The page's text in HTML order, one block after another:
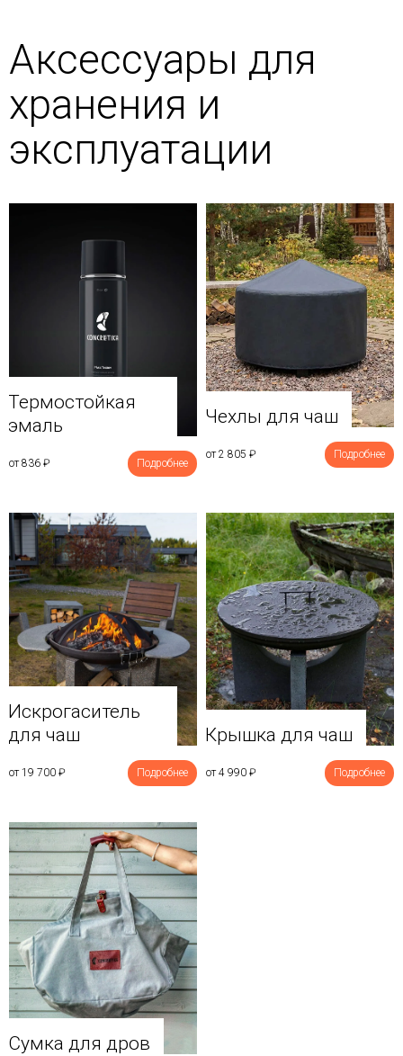
Аксессуары для
хранения и
эксплуатации
Термостойкая
эмаль
от 836 ₽ Подробнее
Чехлы для чаш
от 2 805 ₽ Подробнее
Искрогаситель
для чаш
от 19 700 ₽ Подробнее
Крышка для чаш
от 4 990 ₽ Подробнее
Сумка для дров